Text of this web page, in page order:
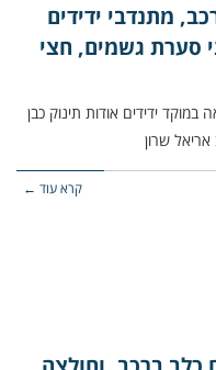
מתנדבי ידידים
סערת גשמים, חצי
התקבלה קריאה במוקד ידידים אודות תינוק כבן
שרון
קרא עוד ←